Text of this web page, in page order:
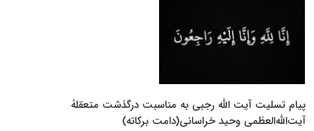
پیام تسلیت آیت الله رجبی به مناسبت درگذشت متعقلۀ
آیت‌الله‌العظمی وحید خراسانی(دامت برکاته)